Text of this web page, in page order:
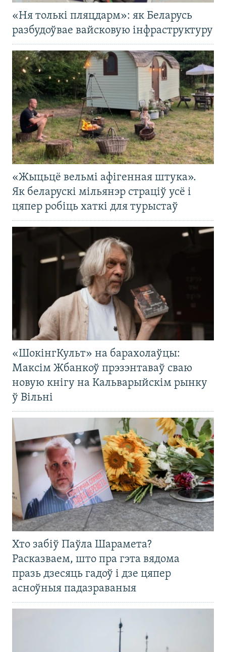
«Ня толькі пляцдарм»: як Беларусь
разбудоўвае вайсковую інфраструктуру
«Жыцьцё вельмі афігенная штука».
Як беларускі мільянэр страціў усё і
цяпер робіць хаткі для турыстаў
«ШокінгКульт» на барахолаўцы:
Максім Жбанкоў прэзэнтаваў сваю
новую кнігу на Кальварыйскім рынку
ў Вільні
Хто забіў Паўла Шарамета?
Расказваем, што пра гэта вядома
празь дзесяць гадоў і дзе цяпер
асноўныя падазраваныя